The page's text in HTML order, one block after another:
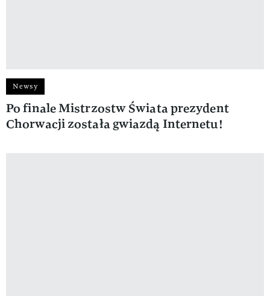
Newsy
Po finale Mistrzostw Świata prezydent
Chorwacji została gwiazdą Internetu!